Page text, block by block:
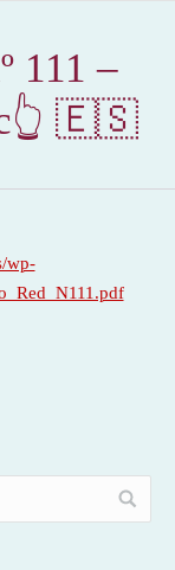
111 –
🇪🇸
wp-